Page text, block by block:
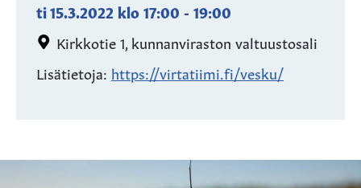
ti 15.3.2022 klo17:00 - 19:00
Kirkkotie 1, kunnanviraston valtuustosali
Lisätietoja: https://virtatiimi.fi/vesku/